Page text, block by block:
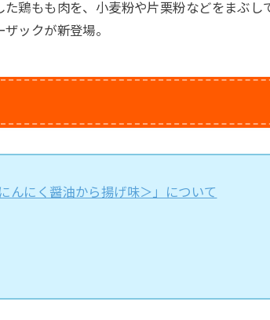
鶏もも肉を、小麦粉や片栗粉などをまぶし
ックが新登場。
んにく醤油から揚げ味＞」について